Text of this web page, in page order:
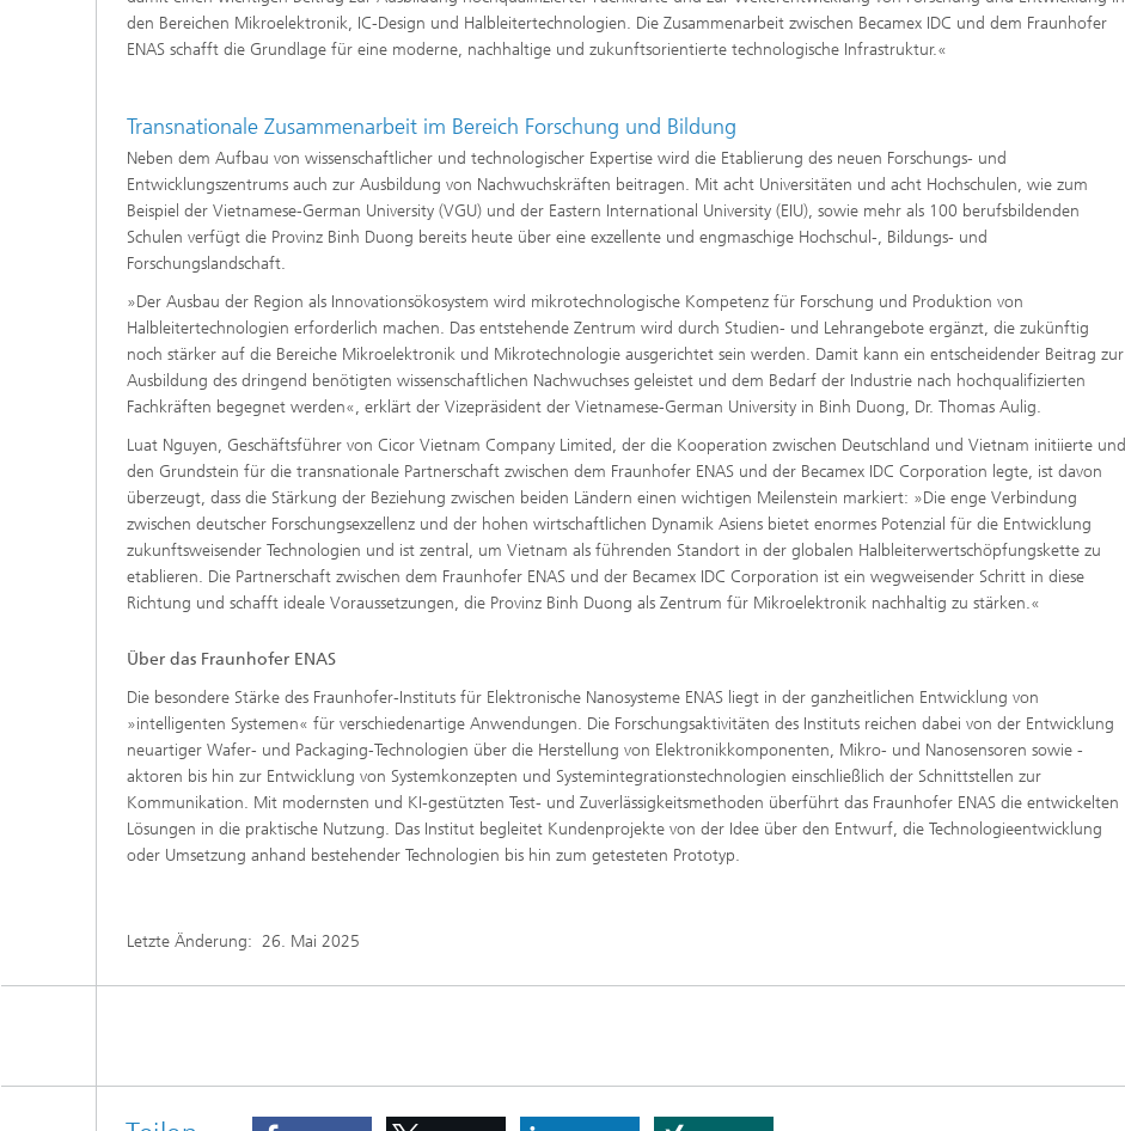
den Bereichen Mikroelektronik, IC-Design und Halbleitertechnologien. Die Zusammenarbeit zwischen Becamex IDC und dem Fraunhofer
ENAS schafft die Grundlage für eine moderne, nachhaltige und zukunftsorientierte technologische Infrastruktur.«
Transnationale Zusammenarbeit im Bereich Forschung und Bildung
Neben dem Aufbau von wissenschaftlicher und technologischer Expertise wird die Etablierung des neuen Forschungs- und
Entwicklungszentrums auch zur Ausbildung von Nachwuchskräften beitragen. Mit acht Universitäten und acht Hochschulen, wie zum
Beispiel der Vietnamese-German University (VGU) und der Eastern International University (EIU), sowie mehr als 100 berufsbildenden
Schulen verfügt die Provinz Binh Duong bereits heute über eine exzellente und engmaschige Hochschul-, Bildungs- und
Forschungslandschaft.
»Der Ausbau der Region als Innovationsökosystem wird mikrotechnologische Kompetenz für Forschung und Produktion von
Halbleitertechnologien erforderlich machen. Das entstehende Zentrum wird durch Studien- und Lehrangebote ergänzt, die zukünftig
noch stärker auf die Bereiche Mikroelektronik und Mikrotechnologie ausgerichtet sein werden. Damit kann ein entscheidender Beitrag zur
Ausbildung des dringend benötigten wissenschaftlichen Nachwuchses geleistet und dem Bedarf der Industrie nach hochqualifizierten
Fachkräften begegnet werden«, erklärt der Vizepräsident der Vietnamese-German University in Binh Duong, Dr. Thomas Aulig.
Luat Nguyen, Geschäftsführer von Cicor Vietnam Company Limited, der die Kooperation zwischen Deutschland und Vietnam initiierte und
den Grundstein für die transnationale Partnerschaft zwischen dem Fraunhofer ENAS und der Becamex IDC Corporation legte, ist davon
überzeugt, dass die Stärkung der Beziehung zwischen beiden Ländern einen wichtigen Meilenstein markiert: »Die enge Verbindung
zwischen deutscher Forschungsexzellenz und der hohen wirtschaftlichen Dynamik Asiens bietet enormes Potenzial für die Entwicklung
zukunftsweisender Technologien und ist zentral, um Vietnam als führenden Standort in der globalen Halbleiterwertschöpfungskette zu
etablieren. Die Partnerschaft zwischen dem Fraunhofer ENAS und der Becamex IDC Corporation ist ein wegweisender Schritt in diese
Richtung und schafft ideale Voraussetzungen, die Provinz Binh Duong als Zentrum für Mikroelektronik nachhaltig zu stärken.«
Über das Fraunhofer ENAS
Die besondere Stärke des Fraunhofer-Instituts für Elektronische Nanosysteme ENAS liegt in der ganzheitlichen Entwicklung von
»intelligenten Systemen« für verschiedenartige Anwendungen. Die Forschungsaktivitäten des Instituts reichen dabei von der Entwicklung
neuartiger Wafer- und Packaging-Technologien über die Herstellung von Elektronikkomponenten, Mikro- und Nanosensoren sowie -
aktoren bis hin zur Entwicklung von Systemkonzepten und Systemintegrationstechnologien einschließlich der Schnittstellen zur
Kommunikation. Mit modernsten und KI-gestützten Test- und Zuverlässigkeitsmethoden überführt das Fraunhofer ENAS die entwickelten
Lösungen in die praktische Nutzung. Das Institut begleitet Kundenprojekte von der Idee über den Entwurf, die Technologieentwicklung
oder Umsetzung anhand bestehender Technologien bis hin zum getesteten Prototyp.
Letzte Änderung: 26. Mai 2025